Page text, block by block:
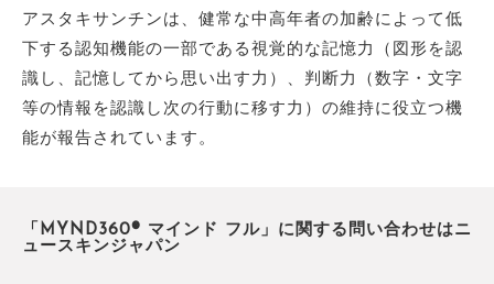
アスタキサンチンは、健常な中高年者の加齢によって低
下する認知機能の一部である視覚的な記憶力（図形を認
識し、記憶してから思い出す力）、判断力（数字・文字
等の情報を認識し次の行動に移す力）の維持に役立つ機
能が報告されています。
「MYND360® マインド フル」に関する問い合わせはニ
ュースキンジャパン